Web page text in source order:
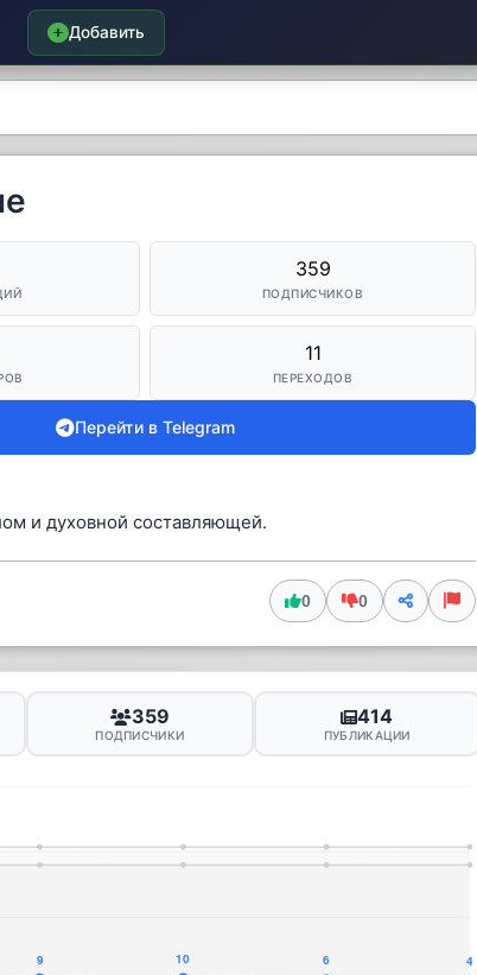
Добавить
359
ПОДПИСЧИКОВ
11
ПЕРЕХОДОВ
Перейти в Telegram
и духовной составляющей.
0 0
359
ПОДПИСЧИКИ
414
ПУБЛИКАЦИИ